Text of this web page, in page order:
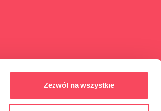
Zezwól na wszystkie